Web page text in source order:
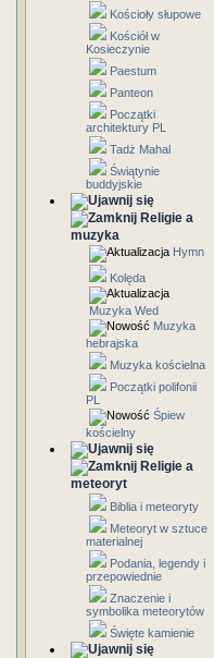
Kościoły słupowe
Kościół w
Kosieczynie
Paestum
Panteon
Początki
architektury PL
Tadż Mahal
Świątynie
buddyjskie
Religie a
muzyka
Hymn
Kolęda
Muzyka Wed
Muzyka
hebrajska
Muzyka kościelna
Początki polifonii
PL
Śpiew
kościelny
Religie a
meteoryt
Biblia i meteoryty
Meteoryt w sztuce
materialnej
Podania, legendy i
przepowiednie
Znaczenie i
symbolika meteorytów
Święte kamienie